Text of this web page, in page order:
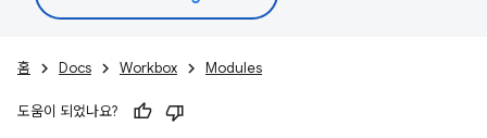
홈 Docs Workbox Modules
도움이 되었나요?